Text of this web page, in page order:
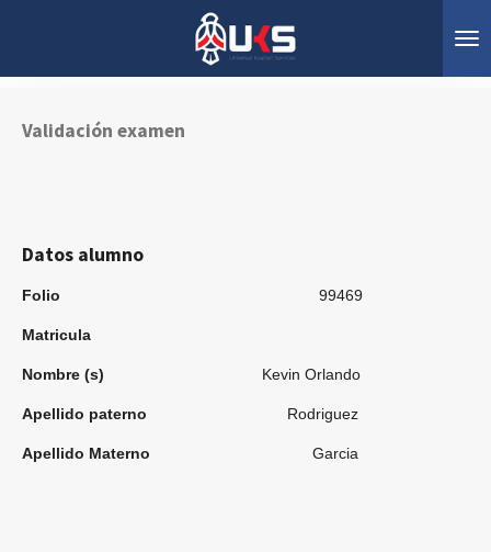
Validación examen
Datos alumno
Folio 99469
Matricula
Nombre (s) Kevin Orlando
Apellido paterno Rodriguez
Apellido Materno Garcia